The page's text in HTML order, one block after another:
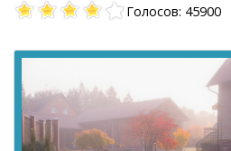
Голосов: 45900